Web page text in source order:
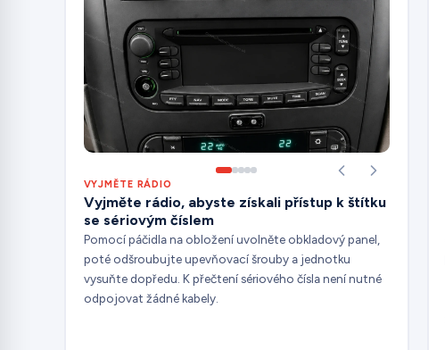
VYJMĚTE RÁDIO
Vyjměte rádio, abyste získali přístup k štítku
se sériovým číslem
Pomocí páčidla na obložení uvolněte obkladový panel,
poté odšroubujte upevňovací šrouby a jednotku
vysuňte dopředu. K přečtení sériového čísla není nutné
odpojovat žádné kabely.